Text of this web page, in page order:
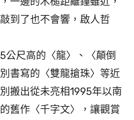
到了也不會響，啟人哲
尺高的〈龍〉、〈顛倒
書寫的〈雙龍搶珠〉等近
搬出從未亮相1995年以南
舊作〈千字文〉，讓觀賞